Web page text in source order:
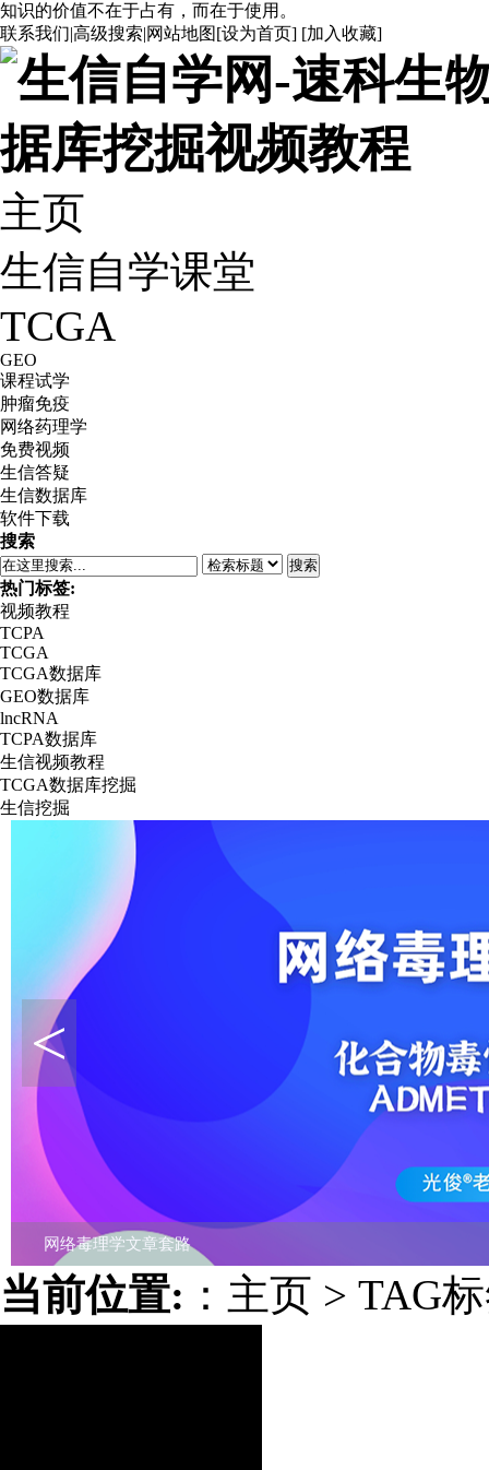
知识的价值不在于占有，而在于使用。
联系我们|高级搜索|网站地图[设为首页] [加入收藏]
主页
生信自学课堂
TCGA
GEO
课程试学
肿瘤免疫
网络药理学
免费视频
生信答疑
生信数据库
软件下载
搜索
搜索
热门标签:
视频教程
TCPA
TCGA
TCGA数据库
GEO数据库
lncRNA
TCPA数据库
生信视频教程
TCGA数据库挖掘
生信挖掘
<
当前位置: ： 主页 > TAG